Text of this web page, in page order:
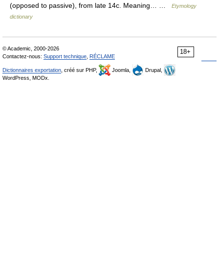
(opposed to passive), from late 14c. Meaning… …
Etymology
dictionary
18+
© Academic, 2000-2026
Contactez-nous: Support technique RÉCLAME
Dictionnaires exportation , créé sur PHP, Joomla,
Drupal,
WordPress, MODx.